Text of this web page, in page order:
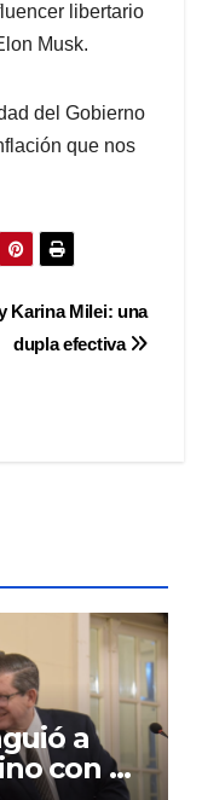
libertario
Musk.
del Gobierno
que nos
Karina Milei: una
dupla efectiva
a
con el